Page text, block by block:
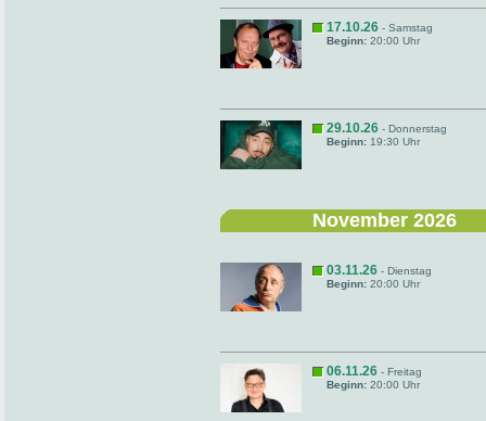
17.10.26 - Samstag
Beginn: 20:00 Uhr
29.10.26 - Donnerstag
Beginn: 19:30 Uhr
November 2026
03.11.26 - Dienstag
Beginn: 20:00 Uhr
06.11.26 - Freitag
Beginn: 20:00 Uhr